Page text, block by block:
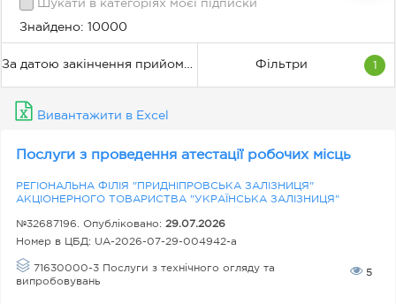
Шукати в категоріях моєї підписки
Знайдено: 10000
За датою закінчення прийому пропозицій Фільтри 1
Вивантажити в Excel
Послуги з проведення атестації робочих місць
РЕГІОНАЛЬНА ФІЛІЯ "ПРИДНІПРОВСЬКА ЗАЛІЗНИЦЯ"
АКЦІОНЕРНОГО ТОВАРИСТВА "УКРАЇНСЬКА ЗАЛІЗНИЦЯ"
№32687196. Опубліковано: 29.07.2026
Номер в ЦБД: UA-2026-07-29-004942-a
71630000-3 Послуги з технічного огляду та
випробовувань
5
С
та
м
х
за